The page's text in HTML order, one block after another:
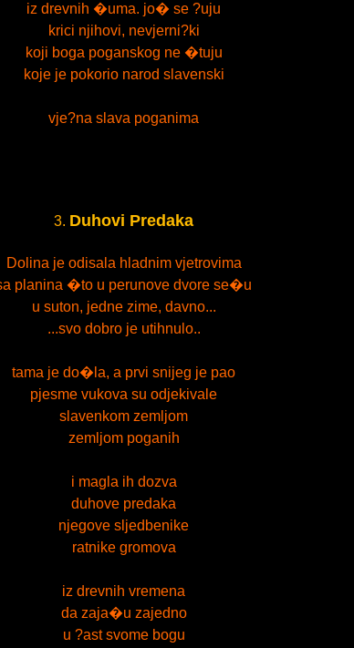
iz drevnih �uma. jo� se ?uju
krici njihovi, nevjerni?ki
koji boga poganskog ne �tuju
koje je pokorio narod slavenski
vje?na slava poganima
3. Duhovi Predaka
Dolina je odisala hladnim vjetrovima
planina �to u perunove dvore se�u
u suton, jedne zime, davno...
...svo dobro je utihnulo..
tama je do�la, a prvi snijeg je pao
pjesme vukova su odjekivale
slavenkom zemljom
zemljom poganih
i magla ih dozva
duhove predaka
njegove sljedbenike
ratnike gromova
iz drevnih vremena
da zaja�u zajedno
u ?ast svome bogu